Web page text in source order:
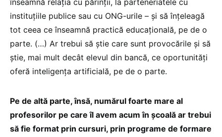
înseamnă relația cu părinții, la parteneriatele cu
instituțiile publice sau cu ONG-urile – și să înțeleagă
tot ceea ce înseamnă practică educațională, pe de o
parte. (…) Ar trebui să știe care sunt provocările și să
știe, mai mult decât elevul din bancă, ce oportunități
oferă inteligența artificială, pe de o parte.
Pe de altă parte, însă, numărul foarte mare al
profesorilor pe care îl avem acum în școală ar trebui
să fie format prin cursuri, prin programe de formare